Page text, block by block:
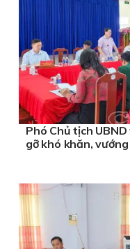
Phó Chủ tịch
gỡ khó khăn,